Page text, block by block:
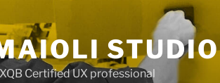
STUDIO
Certified UX professional